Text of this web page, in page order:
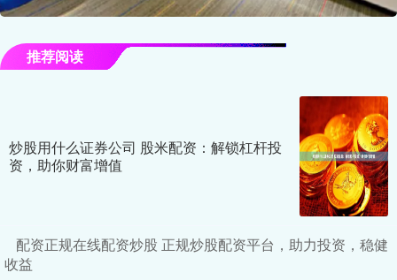
推荐阅读
炒股用什么证券公司 股米配资：解锁杠杆投
资，助你财富增值
配资正规在线配资炒股 正规炒股配资平台，助力投资，稳健
收益